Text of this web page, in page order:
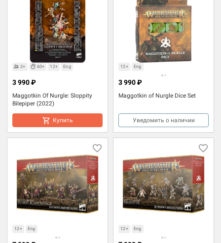
2+ 60+ 12+ Eng
Maggotkin Of Nurgle: Sloppity
Bilepiper (2022)
3 990 ₽
Купить
12+ Eng
Maggotkin of Nurgle Dice Set
3 990 ₽
Уведомить о наличии
12+ Eng 12+ Eng